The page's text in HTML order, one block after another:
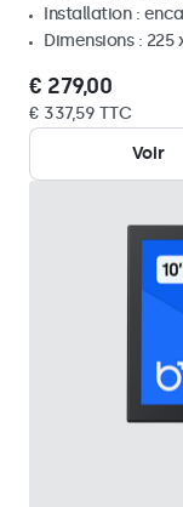
Installation :
Dimensions : 225
€ 279,00
€ 337,59 TTC
Voir